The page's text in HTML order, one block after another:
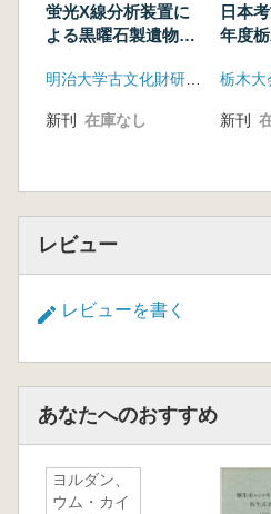
18 真脇遺跡(10～
福井県
19 鳥浜貝塚 140
山梨県
22 岡谷丸山遺跡
25 木崎夏期大学遺
Ⅰ、ホヤノ木古墳、船山
戸入村
平遺跡Ⅱ、野笹遺跡Ⅰ、
古墳、深橋前遺跡、野笹
蛍光X線分析装置に
よる黒曜石製遺物の
ータ集1
新刊 在庫なし
日本
年度
新刊
レビュー
レビューを書く
あなたへのおすすめ
ヨルダン、
ウム・カイ